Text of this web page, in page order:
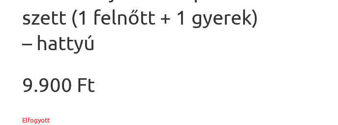
szett (1 felnőtt + 1 gyerek)
– hattyú
9.900 Ft
Elfogyott